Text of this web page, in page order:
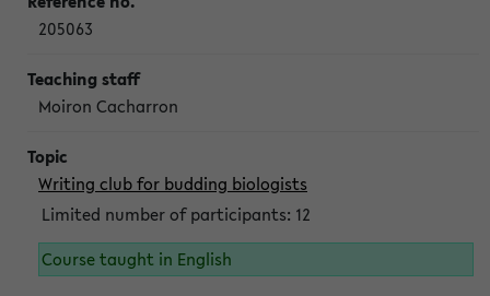
205063
Moiron Cacharron
Writing club for budding biologists
Limited number of participants: 12
Course taught in English